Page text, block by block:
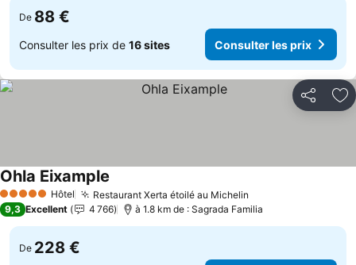
De 88 €
Consulter les prix de 16 sites Consulter les prix
Partager
5 Étoiles Hôtel Restaurant Xerta étoilé au Michelin
Ohla Eixample
9,3 Excellent 4 766 à 1.8 km de : Sagrada Familia
De 228 €